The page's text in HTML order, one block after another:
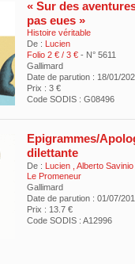
« Sur des
pas eues »
Histoire véritable
De : Lucien
Folio 2 € / 3 € - N° 5611
Gallimard
Date de parution : 18/01/
Prix : 3 €
Code SODIS : G08496
Epigrammes/
dilettante
De : Lucien
Alberto Savinio
Le Promeneur
Gallimard
Date de parution : 01/07/
Prix : 13.7 €
Code SODIS : A12996